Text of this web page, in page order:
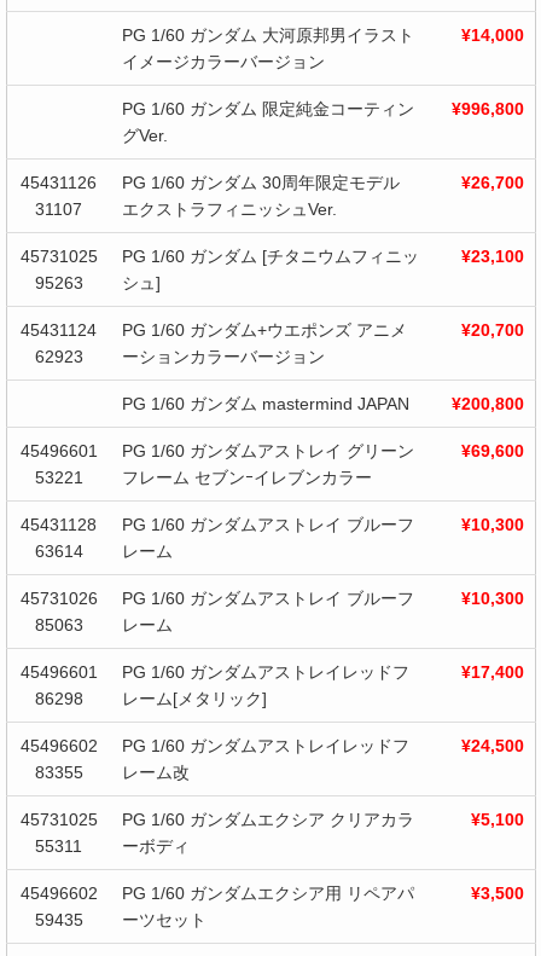
PG 1/60 ガンダム 大河原邦男イラスト
イメージカラーバージョン
¥14,000
PG 1/60 ガンダム 限定純金コーティン
グVer.
¥996,800
45431126
31107
PG 1/60 ガンダム 30周年限定モデル
エクストラフィニッシュVer.
¥26,700
45731025
95263
PG 1/60 ガンダム [チタニウムフィニッ
シュ]
¥23,100
45431124
62923
PG 1/60 ガンダム+ウエポンズ アニメ
ーションカラーバージョン
¥20,700
PG 1/60 ガンダム mastermind JAPAN ¥200,800
45496601
53221
PG 1/60 ガンダムアストレイ グリーン
フレーム セブンｰイレブンカラー
¥69,600
45431128
63614
PG 1/60 ガンダムアストレイ ブルーフ
レーム
¥10,300
45731026
85063
PG 1/60 ガンダムアストレイ ブルーフ
レーム
¥10,300
45496601
86298
PG 1/60 ガンダムアストレイレッドフ
レーム[メタリック]
¥17,400
45496602
83355
PG 1/60 ガンダムアストレイレッドフ
レーム改
¥24,500
45731025
55311
PG 1/60 ガンダムエクシア クリアカラ
ーボディ
¥5,100
45496602
59435
PG 1/60 ガンダムエクシア用 リペアパ
ーツセット
¥3,500